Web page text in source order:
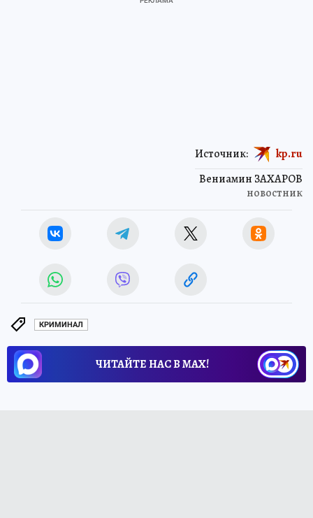
Вениамин ЗАХАРОВ
новостник
Источник: kp.ru
КРИМИНАЛ
ЧИТАЙТЕ НАС В МАХ!